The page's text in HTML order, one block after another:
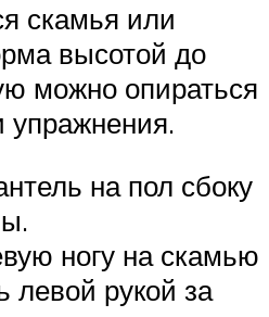
скамья или
высотой до
можно опираться
упражнения.
на пол сбоку
ногу на скамью
левой рукой за